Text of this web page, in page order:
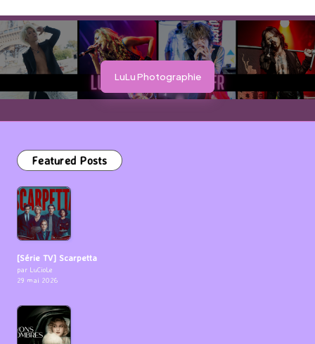
LuLu Photographie
Featured Posts
[Série TV] Scarpetta
par LuCioLe
29 mai 2026